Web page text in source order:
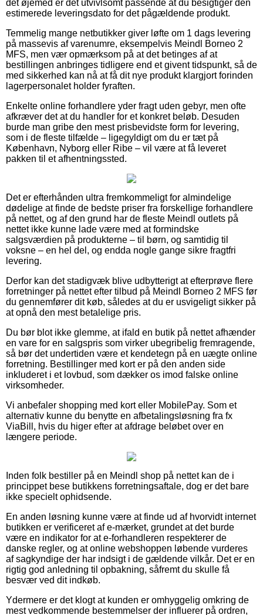
det øjemed er det utvivlsomt passende at du besigtiger den
estimerede leveringsdato for det pågældende produkt.
Temmelig mange netbutikker giver løfte om 1 dags levering
på massevis af varenumre, eksempelvis Meindl Borneo 2
MFS, men vær opmærksom på at det betinges af at
bestillingen anbringes tidligere end et givent tidspunkt, så de
med sikkerhed kan nå at få dit nye produkt klargjort forinden
lagerpersonalet holder fyraften.
Enkelte online forhandlere yder fragt uden gebyr, men ofte
afkræver det at du handler for et konkret beløb. Desuden
burde man gribe den mest prisbevidste form for levering,
som i de fleste tilfælde – ligegyldigt om du er tæt på
København, Nyborg eller Ribe – vil være at få leveret
pakken til et afhentningssted.
Det er efterhånden ultra fremkommeligt for almindelige
dødelige at finde de bedste priser fra forskellige forhandlere
på nettet, og af den grund har de fleste Meindl outlets på
nettet ikke kunne lade være med at formindske
salgsværdien på produkterne – til børn, og samtidig til
voksne – en hel del, og endda nogle gange sikre fragtfri
levering.
Derfor kan det stadigvæk blive udbytterigt at efterprøve flere
forretninger på nettet efter tilbud på Meindl Borneo 2 MFS før
du gennemfører dit køb, således at du er usvigeligt sikker på
at opnå den mest betalelige pris.
Du bør blot ikke glemme, at ifald en butik på nettet afhænder
en vare for en salgspris som virker ubegribelig fremragende,
så bør det undertiden være et kendetegn på en uægte online
forretning. Bestillinger med kort er på den anden side
inkluderet i et lovbud, som dækker os imod falske online
virksomheder.
Vi anbefaler shopping med kort eller MobilePay. Som et
alternativ kunne du benytte en afbetalingsløsning fra fx
ViaBill, hvis du higer efter at afdrage beløbet over en
længere periode.
Inden folk bestiller på en Meindl shop på nettet kan de i
princippet bese butikkens forretningsaftale, dog er det bare
ikke specielt ophidsende.
En anden løsning kunne være at finde ud af hvorvidt internet
butikken er verificeret af e-mærket, grundet at det burde
være en indikator for at e-forhandleren respekterer de
danske regler, og at online webshoppen løbende vurderes
af sagkyndige der har indsigt i de gældende vilkår. Det er en
rigtig god anledning til opbakning, såfremt du skulle få
besvær ved dit indkøb.
Ydermere er det klogt at kunden er omhyggelig omkring de
mest vedkommende bestemmelser der influerer på ordren,